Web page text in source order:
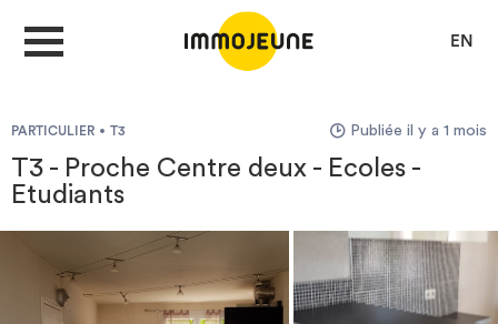
EN
Je cherche un logement
PARTICULIER T3 Publiée il y a 1 mois
T3 - Proche Centre deux - Ecoles -
Etudiants